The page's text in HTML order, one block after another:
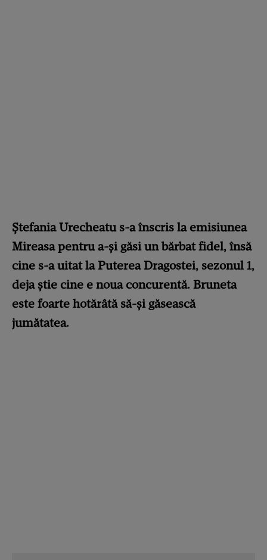
Ștefania Urecheatu s-a înscris la emisiunea
Mireasa pentru a-și găsi un bărbat fidel, însă
cine s-a uitat la Puterea Dragostei, sezonul 1,
deja știe cine e noua concurentă. Bruneta
este foarte hotărâtă să-și găsească
jumătatea.